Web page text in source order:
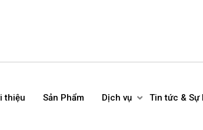
thiệu Sản Phẩm Dịch vụ Tin tức & Sự